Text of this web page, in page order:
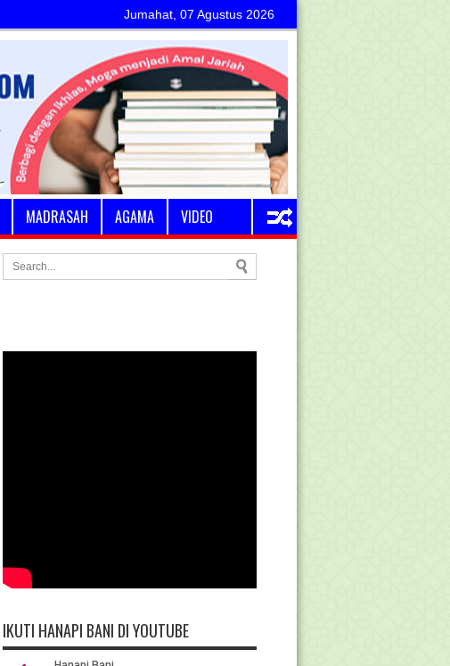
Jumahat, 07 Agustus 2026
MADRASAH AGAMA VIDEO
IKUTI HANAPI BANI DI YOUTUBE